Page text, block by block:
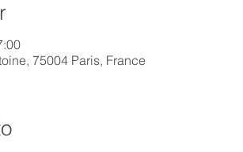
75004 Paris, France